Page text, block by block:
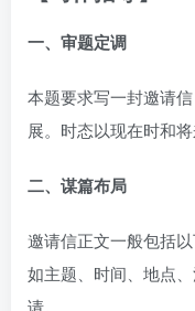
一、审题定调
本题要求写一封邀请
展。时态以现在时和
二、谋篇布局
邀请信正文一般包括
如主题、时间、地点
请。